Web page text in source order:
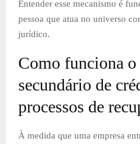
Entender esse mecanismo é
pessoa que atua no universo
jurídico.
Como funciona o
secundário de
processos de
À medida que uma empresa